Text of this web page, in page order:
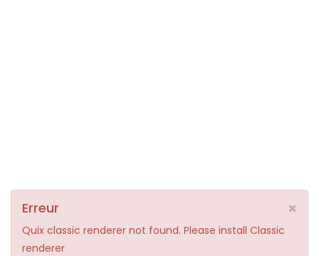
×
Erreur
Quix classic renderer not found. Please install Classic
renderer